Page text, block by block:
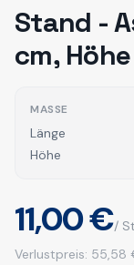
Stand -
cm,
MASSE
Länge
Höhe
11,00 €/
Verlustpreis: 55,58